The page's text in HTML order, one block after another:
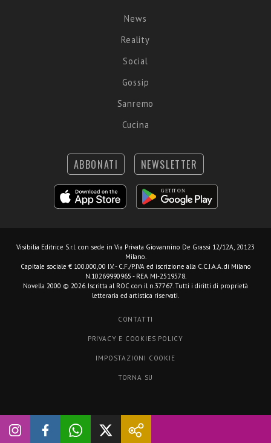
News
Reality
Social
Gossip
Sanremo
Cucina
ABBONATI NEWSLETTER
Visibilia Editrice S.r.l. con sede in Via Privata Giovannino De Grassi 12/12A, 20123
Milano.
Capitale sociale € 100.000,00 I.V. - C.F./P.IVA ed iscrizione alla C.C.I.A.A. di Milano
N.10269990965 - REA MI-2519578.
Novella 2000 © 2026. Iscritta al ROC con il n.37767. Tutti i diritti di proprietà
letteraria ed artistica riservati.
CONTATTI
PRIVACY E COOKIES POLICY
IMPOSTAZIONI COOKIE
TORNA SU